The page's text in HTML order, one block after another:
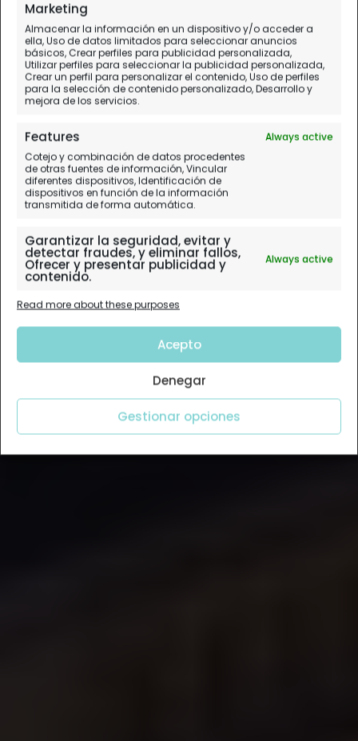
Marketing
Almacenar la información en un dispositivo y/o acceder a
ella, Uso de datos limitados para seleccionar anuncios
básicos, Crear perfiles para publicidad personalizada,
Utilizar perfiles para seleccionar la publicidad personalizada,
Crear un perfil para personalizar el contenido, Uso de perfiles
para la selección de contenido personalizado, Desarrollo y
mejora de los servicios.
Features
Always active
Cotejo y combinación de datos procedentes
de otras fuentes de información, Vincular
diferentes dispositivos, Identificación de
dispositivos en función de la información
transmitida de forma automática.
Garantizar la seguridad, evitar y
detectar fraudes, y eliminar fallos,
Ofrecer y presentar publicidad y
contenido.
Always active
Read more about these purposes
Acepto
Denegar
Gestionar opciones